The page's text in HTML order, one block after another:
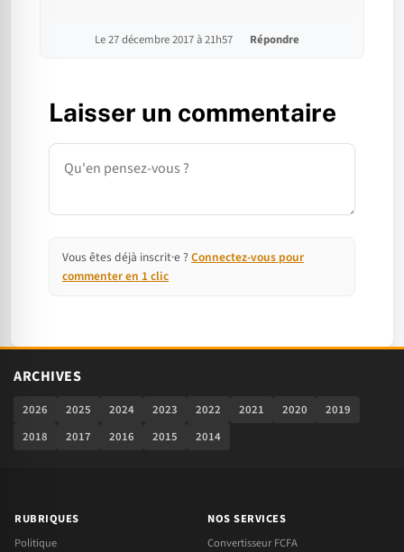
Le 27 décembre 2017 à 21h57 Répondre
Laisser un commentaire
Commentaire
Vous êtes déjà inscrit·e ? Connectez-vous pour
commenter en 1 clic
ARCHIVES
2026 2025 2024 2023 2022 2021 2020
2019
2018
2017 2016 2015 2014
RUBRIQUES
Politique
NOS SERVICES
Convertisseur FCFA